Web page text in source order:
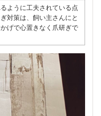
ように工夫されている点
対策は、飼い主さんにと
げで心置きなく爪研ぎで